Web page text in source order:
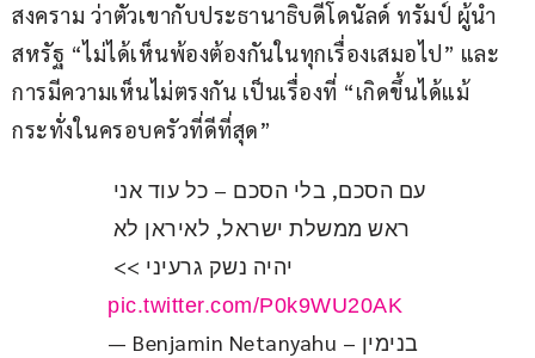
สงคราม ว่าตัวเขากับประธานาธิบดีโดนัลด์ ทรัมป์ ผู้นำ
สหรัฐ “ไม่ได้เห็นพ้องต้องกันในทุกเรื่องเสมอไป” และ
การมีความเห็นไม่ตรงกัน เป็นเรื่องที่ “เกิดขึ้นได้แม้
กระทั่งในครอบครัวที่ดีที่สุด”
עם הסכם, בלי הסכם – כל עוד אני
ראש ממשלת ישראל, לאיראן לא
יהיה נשק גרעיני >>
pic.twitter.com/P0k9WU20AK
— Benjamin Netanyahu – בנימין